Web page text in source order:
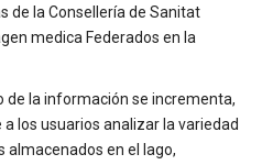
de la Consellería de Sanitat
medica Federados en la
de la información se incrementa,
a los usuarios analizar la variedad
almacenados en el lago,